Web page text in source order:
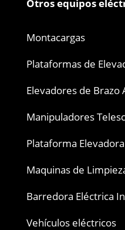
Otros equipos
Montacargas
Plataformas de
Elevadores de Brazo
Manipuladores
Plataforma
Maquinas de
Barredora Eléctrica
Vehículos eléctricos